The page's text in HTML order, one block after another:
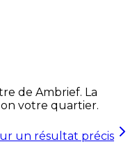
de Ambrief. La
votre quartier.
un résultat précis